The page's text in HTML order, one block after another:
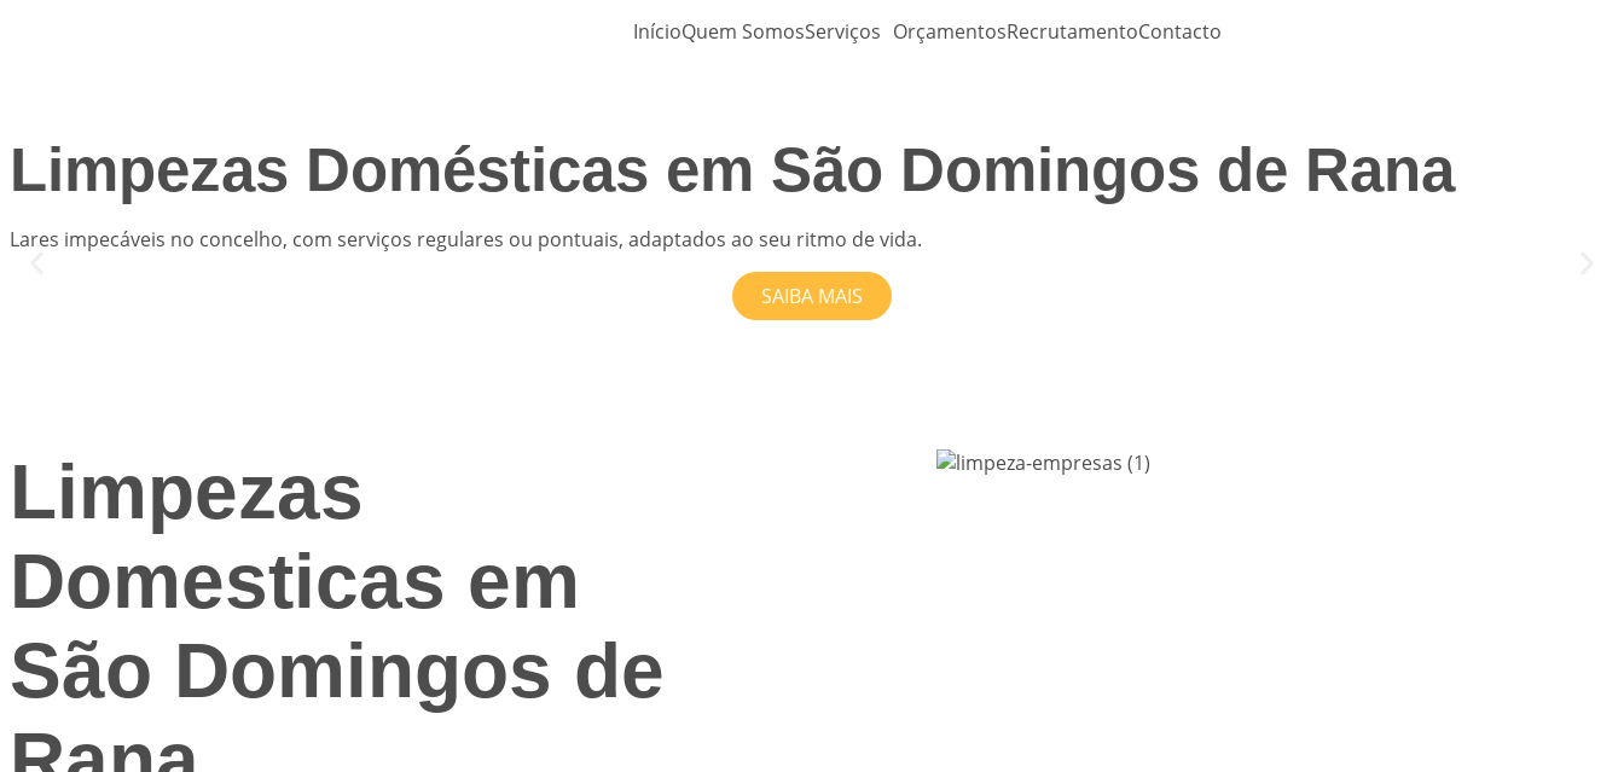
InícioQuem SomosServiços OrçamentosRecrutamentoContacto
Limpezas Domésticas em São Domingos de Rana
Lares impecáveis no concelho, com serviços regulares ou pontuais, adaptados ao seu ritmo de vida.
SAIBA MAIS
Limpezas
Domesticas em
São Domingos de